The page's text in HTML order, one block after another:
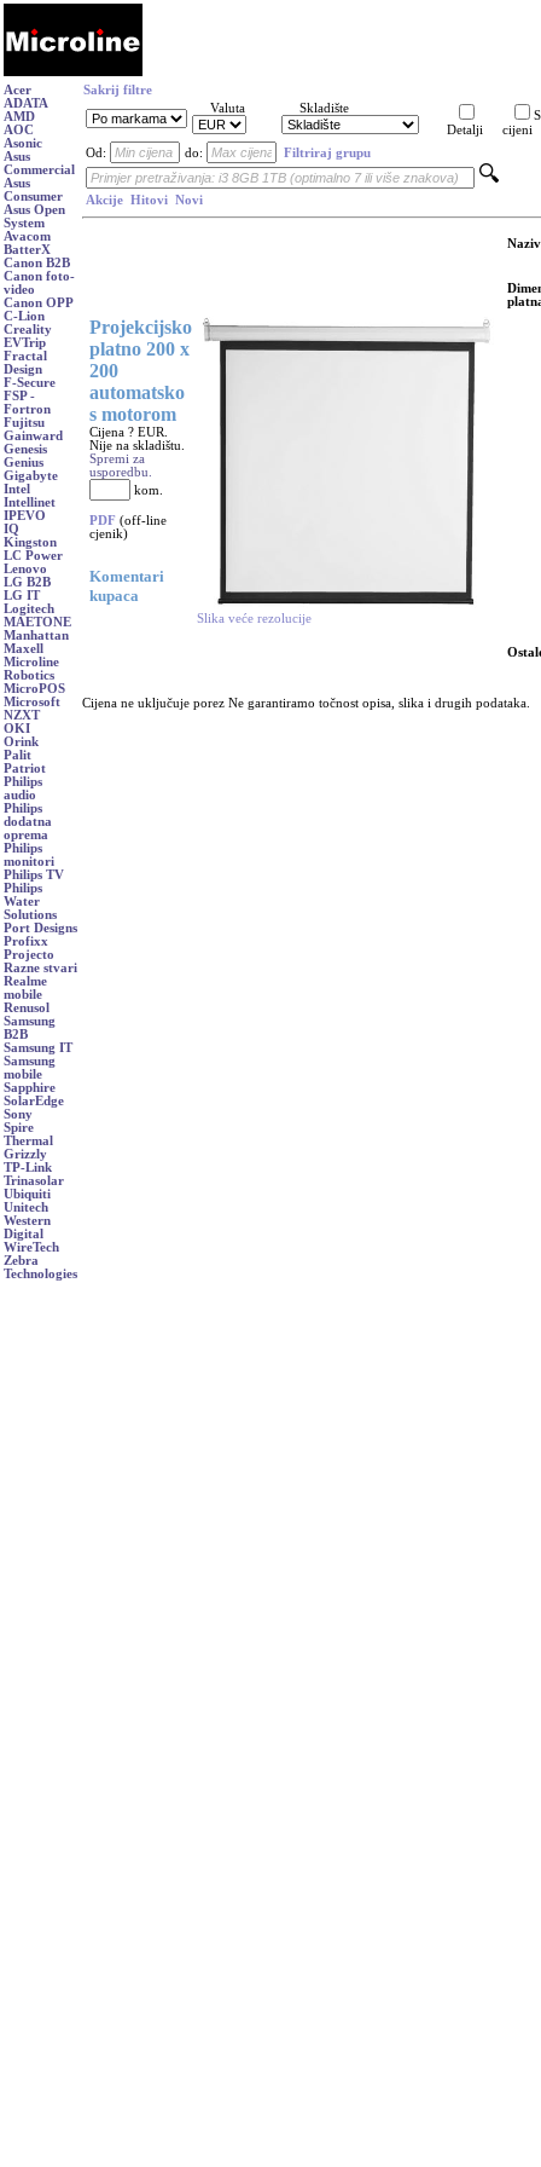
Acer
ADATA
AMD
AOC
Asonic
Asus
Commercial
Asus
Consumer
Asus Open
System
Avacom
BatterX
Canon B2B
Canon foto-
video
Canon OPP
C-Lion
Creality
EVTrip
Fractal
Design
F-Secure
FSP -
Fortron
Fujitsu
Gainward
Genesis
Genius
Gigabyte
Intel
Intellinet
IPEVO
IQ
Kingston
LC Power
Lenovo
LG B2B
LG IT
Logitech
MAETONE
Manhattan
Maxell
Microline
Robotics
MicroPOS
Microsoft
NZXT
OKI
Orink
Palit
Patriot
Philips
audio
Philips
dodatna
oprema
Philips
monitori
Philips TV
Philips
Water
Solutions
Port Designs
Profixx
Projecto
Razne stvari
Realme
mobile
Renusol
Samsung
B2B
Samsung IT
Samsung
mobile
Sapphire
SolarEdge
Sony
Spire
Thermal
Grizzly
TP-Link
Trinasolar
Ubiquiti
Unitech
Western
Digital
WireTech
Zebra
Technologies
Sakrij filtre
Valuta
Skladište
Detalji
cijeni
Od:
do: Filtriraj grupu
Akcije Hitovi Novi
Projekcijsko
platno 200 x
200
automatsko
s motorom
Cijena ? EUR.
Nije na skladištu.
Spremi za
usporedbu.
kom.
PDF (off-line
cjenik)
Komentari
kupaca
Slika veće rezolucije
Naziv
Cijena ne uključuje porez Ne garantiramo točnost opisa, slika i drugih podataka.